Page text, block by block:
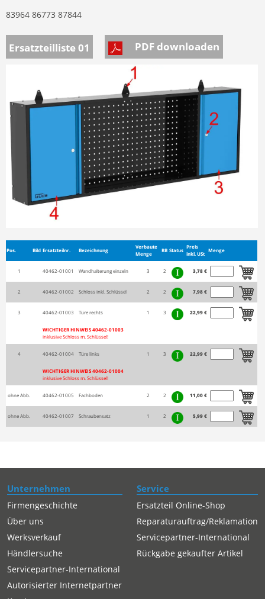
83964 86773 87844
Ersatzteilliste 01 PDF downloaden
Pos. Bild Ersatzteilnr. Bezeichnung
Verbaute
Menge
RB Status
Preis
inkl. USt
Menge
1 40462-01001 Wandhalterung einzeln 3 2 3,78 €
2 40462-01002 Schloss inkl. Schlüssel 2 2 7,98 €
3 40462-01003 Türe rechts 1 3 22,99 €
WICHTIGER HINWEIS 40462-01003
inklusive Schloss m. Schlüssel!
4 40462-01004 Türe links 1 3 22,99 €
WICHTIGER HINWEIS 40462-01004
inklusive Schloss m. Schlüssel!
ohne Abb. 40462-01005 Fachboden 2 2 11,00 €
ohne Abb. 40462-01007 Schraubensatz 1 2 5,99 €
Unternehmen
Firmengeschichte
Über uns
Werksverkauf
Händlersuche
Servicepartner-International
Autorisierter Internetpartner
Service
Ersatzteil Online-Shop
Reparaturauftrag/Reklamation
Servicepartner-International
Rückgabe gekaufter Artikel